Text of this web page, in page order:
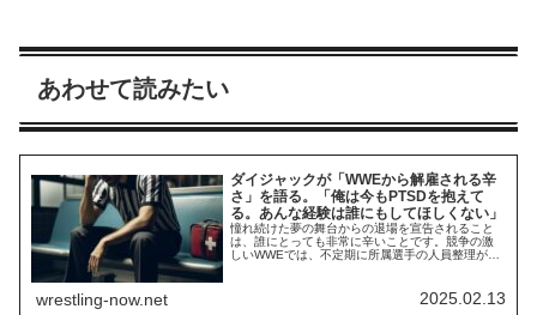
あわせて読みたい
ダイジャックが「WWEから解雇される辛
さ」を語る。「俺は今もPTSDを抱えて
る。あんな経験は誰にもしてほしくない」
憧れ続けた夢の舞台からの退場を宣告されること
は、誰にとっても非常に辛いことです。競争の激
しいWWEでは、不定期に所属選手の人員整理が行
れ自体は当然のことですが、整理されてしまう側
の負担は途方もないほど大きいのです。2024年に
wrestling-now.net 2025.02.13